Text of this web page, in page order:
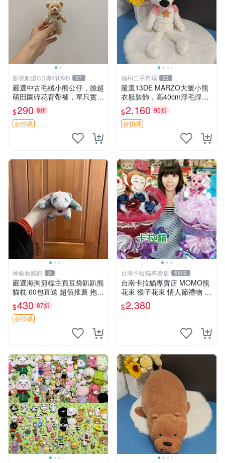
影視動漫CD專輯DVD 57
嚴選中古毛絨小熊公仔，臉超
萌田園碎花背帶褲，單只實拍
展示 中古、毛絨玩具、玩偶
$290 8折
折扣碼
福和二手市場 33
嚴選13DE MARZO大號小熊
衣服裝飾，高40cm浮毛浮
灰，詳觀後再拍。二手收藏請
珍惜。 13DE MARZO 二手
小熊 衣服裝飾
$2,160 95折
折扣碼
神級收藏館 2
嚴選海淘剪標主頁豆袋趴趴熊
貓枕 60包直送 超值推薦 抱枕
海外購入 新款 條件良好
$430 87折
折扣碼
台南卡拉貓專賣店 5902
台南卡拉貓專賣店 MOMO熊
花束 猴子花束 情人節禮物 二
選一 可繡字 可今天寄明天到
$2,380